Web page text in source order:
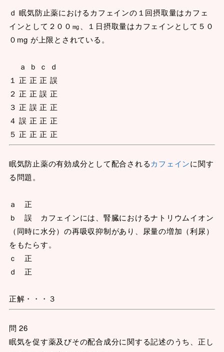
ｄ 眠気防止薬におけるカフェインの１回摂取量はカフェ
インとして２００㎎、１日摂取量はカフェインとして５０
０mg が上限とされている。
ａ ｂ ｃ ｄ
１ 正 正 正 誤
２ 正 正 誤 正
３ 正 誤 正 正
４ 誤 正 正 正
５ 正 正 正 正
眠気防止薬の有効成分として配合されるカフェインに関す
る問題。
ａ 正
ｂ 誤 カフェインには、腎臓におけるナトリウムイオン
（同時に水分）の再吸収抑制があり、尿量の増加（利尿）
をもたらす。
ｃ 正
ｄ 正
正解・・・３
問 26
眠気を促す薬及びその配合成分に関する記述のうち、正し